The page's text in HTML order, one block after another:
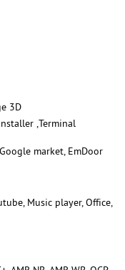
3D
,Terminal
market, EmDoor
Music player, Office,